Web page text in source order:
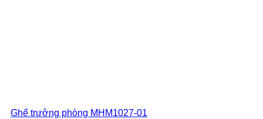
Ghế trưởng phòng MHM1027-01